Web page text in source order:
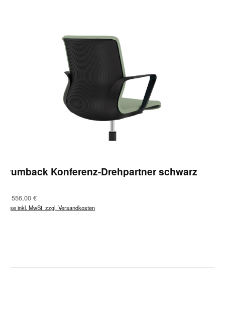
Drumback Konferenz-Drehpartner schwarz
Regulärer Preis:
556,00 €
Preise inkl. MwSt. zzgl. Versandkosten